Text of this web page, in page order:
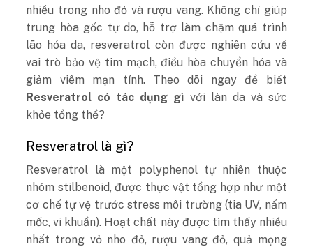
nhiều trong nho đỏ và rượu vang. Không chỉ giúp
trung hòa gốc tự do, hỗ trợ làm chậm quá trình
lão hóa da, resveratrol còn được nghiên cứu về
vai trò bảo vệ tim mạch, điều hòa chuyển hóa và
giảm viêm mạn tính. Theo dõi ngay để biết
Resveratrol có tác dụng gì với làn da và sức
khỏe tổng thể?
Resveratrol là gì?
Resveratrol là một polyphenol tự nhiên thuộc
nhóm stilbenoid, được thực vật tổng hợp như một
cơ chế tự vệ trước stress môi trường (tia UV, nấm
mốc, vi khuẩn). Hoạt chất này được tìm thấy nhiều
nhất trong vỏ nho đỏ, rượu vang đỏ, quả mọng